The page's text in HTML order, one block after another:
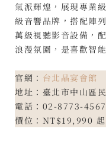
氣派輝煌，展現專業
級音響品牌，搭配陣
萬級視聽影音設備，
浪漫氛圍，是喜歡智
官網： 台北晶宴會館
地址：臺北市中山區
電話：02-8773-4567
價位：NT$19,990 起